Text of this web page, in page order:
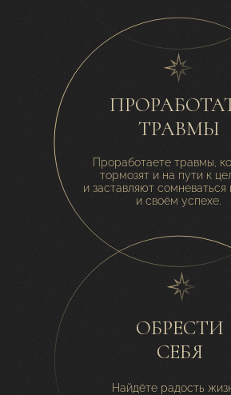
Найдёте радость
ОБРЕСТИ
СЕБЯ
Проработаете травмы,
тормозят и на пути к
и заставляют
и своём успехе.
ТРАВМЫ